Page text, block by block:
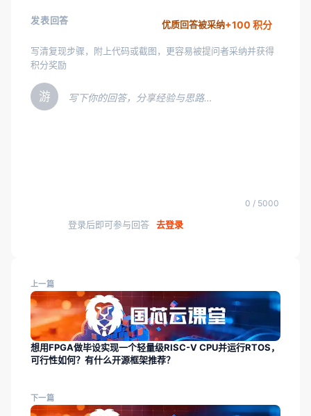
发表回答 优质回答被采纳+100 积分
写清复现步骤，附上代码或截图，更容易被提问者采纳并获得
积分奖励
游 写下你的回答，分享经验与思路…
0 / 5000
登录后即可参与回答 去登录
上一篇
想用FPGA做毕设实现一个轻量级RISC-V CPU并运行RTOS，
可行性如何？有什么开源框架推荐？
下一篇